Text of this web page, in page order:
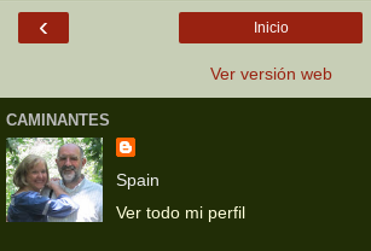
‹ Inicio
Ver versión web
CAMINANTES
Spain
Ver todo mi perfil